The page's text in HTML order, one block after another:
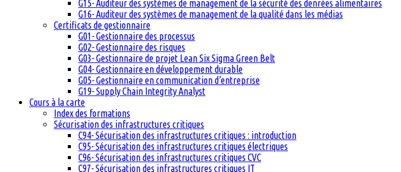
G15- Auditeur des systèmes de management de la sécurité des denrées alimentaires
G16- Auditeur des systèmes de management de la qualité dans les médias
Certificats de gestionnaire
G01- Gestionnaire des processus
G02- Gestionnaire des risques
G03- Gestionnaire de projet Lean Six Sigma Green Belt
G04- Gestionnaire en développement durable
G05- Gestionnaire en communication d’entreprise
G19- Supply Chain Integrity Analyst
Cours à la carte
Index des formations
Sécurisation des infrastructures critiques
C94- Sécurisation des infrastructures critiques : introduction
C95- Sécurisation des infrastructures critiques électriques
C96- Sécurisation des infrastructures critiques CVC
C97- Sécurisation des infrastructures critiques IT